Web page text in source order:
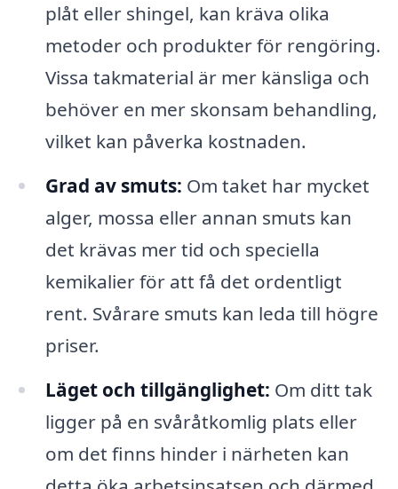
plåt eller shingel, kan kräva olika
metoder och produkter för rengöring.
Vissa takmaterial är mer känsliga och
behöver en mer skonsam behandling,
vilket kan påverka kostnaden.
Grad av smuts: Om taket har mycket
alger, mossa eller annan smuts kan
det krävas mer tid och speciella
kemikalier för att få det ordentligt
rent. Svårare smuts kan leda till högre
priser.
Läget och tillgänglighet: Om ditt tak
ligger på en svåråtkomlig plats eller
om det finns hinder i närheten kan